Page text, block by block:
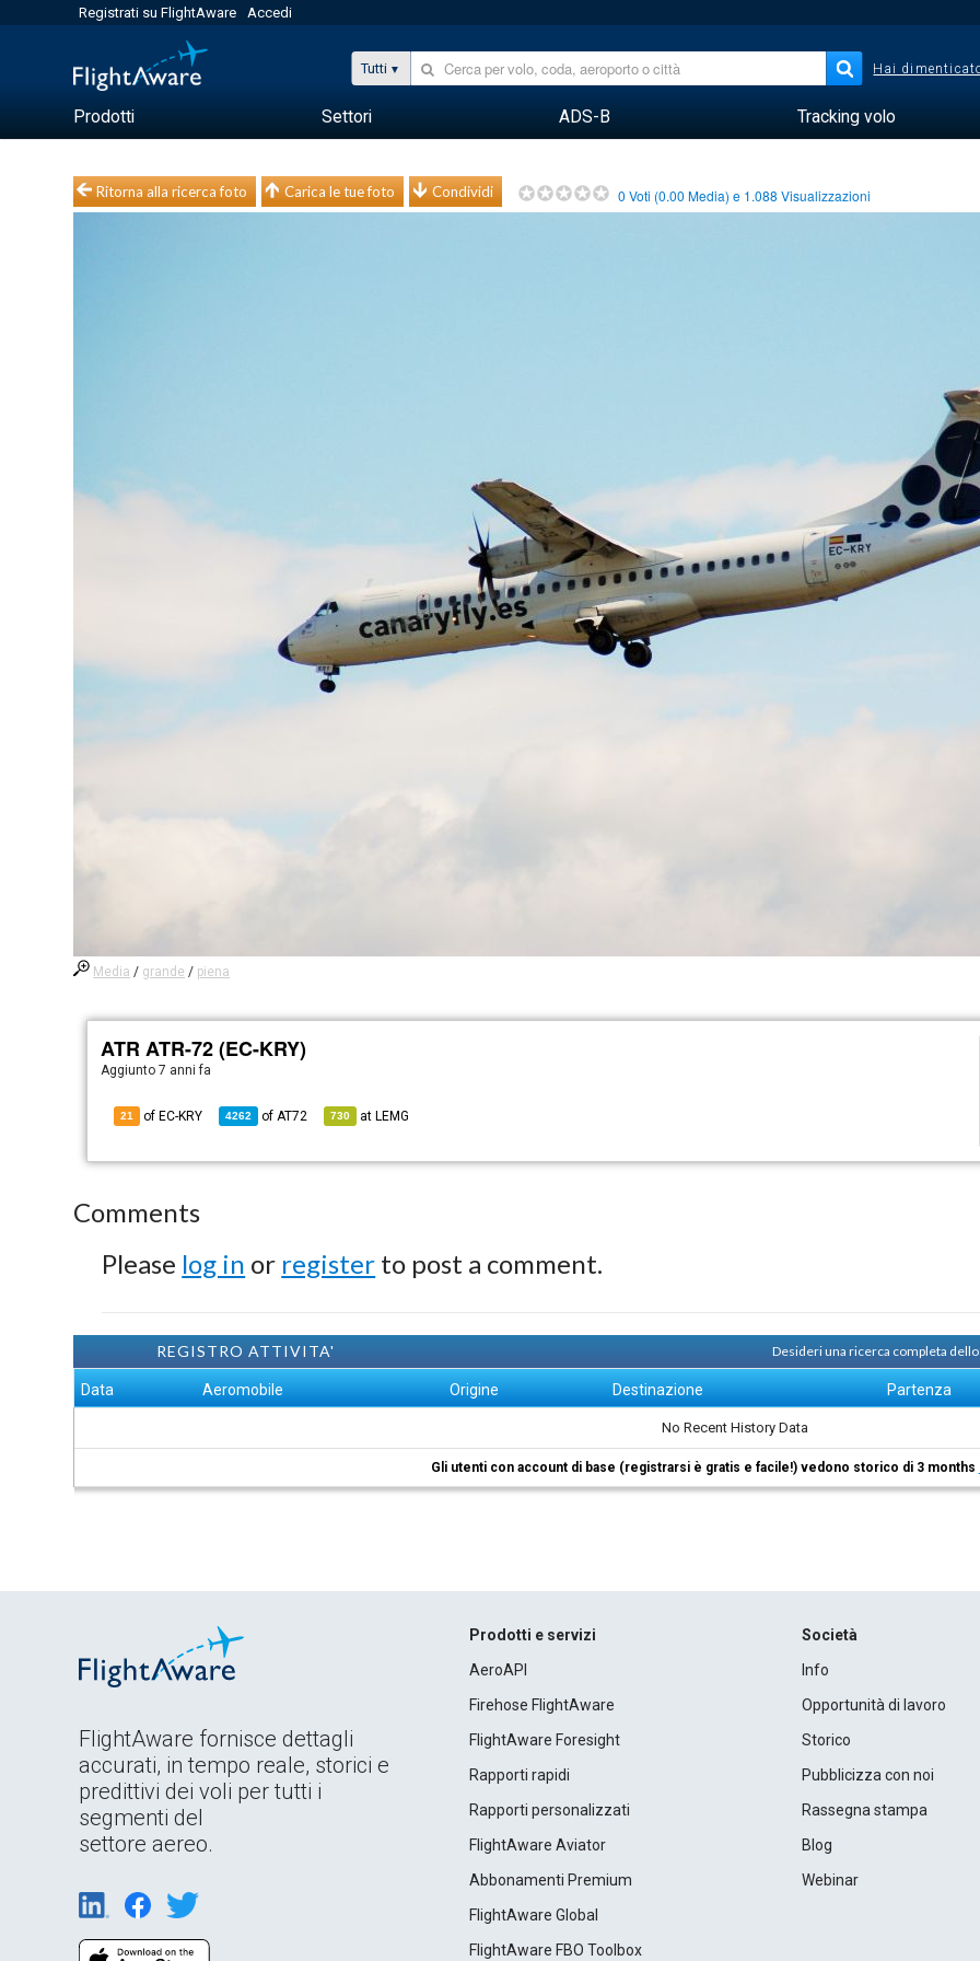
Registrati su FlightAware Accedi
Tutti Hai
Prodotti Settori ADS-B Tracking volo
Ritorna alla ricerca foto Carica le tue foto Condividi 0 Voti (0.00 Media) e 1.088 Visualizzazioni
Media / grande / piena
ATR ATR-72 (EC-KRY)
Aggiunto7 anni fa
21 of EC-KRY 4262 ofAT72 730 at LEMG
Comments
Please log in or register to post a comment.
REGISTRO ATTIVITA' Desideri una ricerca completa
Data Aeromobile Origine Destinazione Partenza
No Recent History Data
Gli utenti con account di base (registrarsi è gratis e facile!) vedono storico di 3 months
FlightAware fornisce dettagli
accurati, in tempo reale, storici e
predittivi dei voli per tutti i
segmenti del
settore aereo.
Prodotti e servizi
AeroAPI
Firehose FlightAware
FlightAware Foresight
Rapporti rapidi
Rapporti personalizzati
FlightAware Aviator
Abbonamenti Premium
FlightAware Global
FlightAware FBO Toolbox
Società
Info
Opportunità di lavoro
Storico
Pubblicizza con noi
Rassegna stampa
Blog
Webinar